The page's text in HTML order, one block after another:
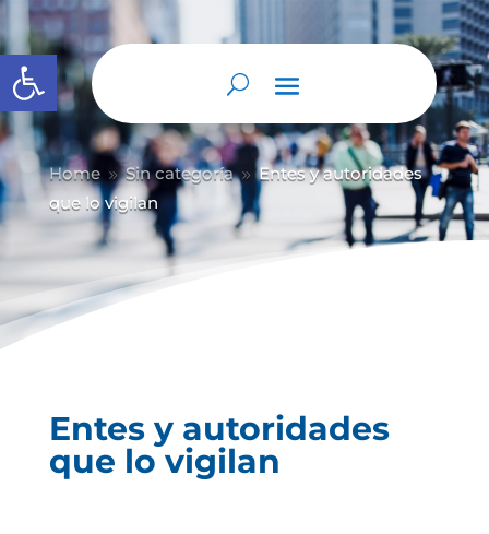
Abrir barra de herramientas
Home 9 Sin categoría 9 Entes y autoridades
que lo vigilan
Entes y autoridades
que lo vigilan